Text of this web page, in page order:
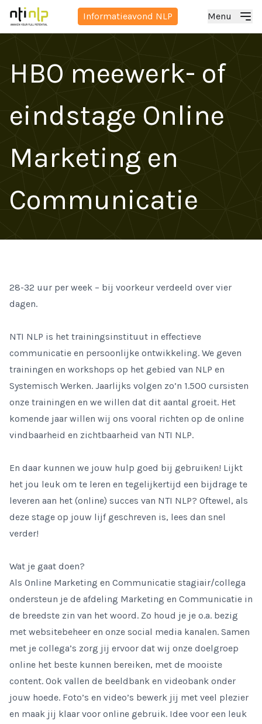
Informatieavond NLP Menu
HBO meewerk- of
eindstage Online
Marketing en
Communicatie
28-32 uur per week – bij voorkeur verdeeld over vier
dagen.
NTI NLP is het trainingsinstituut in effectieve
communicatie en persoonlijke ontwikkeling. We geven
trainingen en workshops op het gebied van NLP en
Systemisch Werken. Jaarlijks volgen zo’n 1.500 cursisten
onze trainingen en we willen dat dit aantal groeit. Het
komende jaar willen wij ons vooral richten op de online
vindbaarheid en zichtbaarheid van NTI NLP.
En daar kunnen we jouw hulp goed bij gebruiken! Lijkt
het jou leuk om te leren en tegelijkertijd een bijdrage te
leveren aan het (online) succes van NTI NLP? Oftewel, als
deze stage op jouw lijf geschreven is, lees dan snel
verder!
Wat je gaat doen?
Als Online Marketing en Communicatie stagiair/collega
ondersteun je de afdeling Marketing en Communicatie in
de breedste zin van het woord. Zo houd je je o.a. bezig
met websitebeheer en onze social media kanalen. Samen
met je collega’s zorg jij ervoor dat wij onze doelgroep
online het beste kunnen bereiken, met de mooiste
content. Ook vallen de beeldbank en videobank onder
jouw hoede. Foto’s en video’s bewerk jij met veel plezier
en maak jij klaar voor online gebruik. Idee voor een leuk